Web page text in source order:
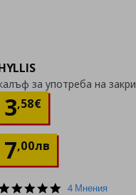
за употреба на
3,58€
Цена
7,00лв
5.04 Мнения